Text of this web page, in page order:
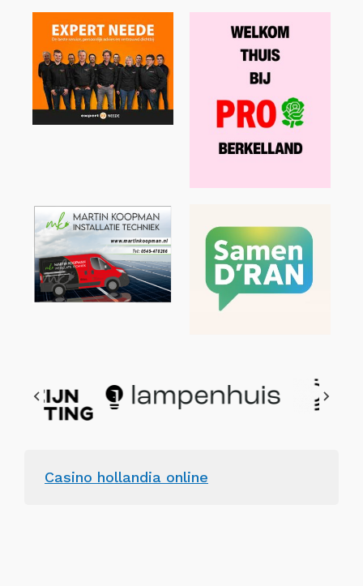
Casino hollandia online